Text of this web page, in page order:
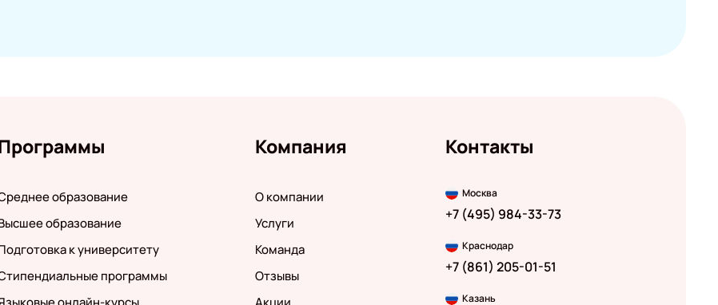
образование
образование
к университету
программы
Компания
О компании
Услуги
Команда
Отзывы
Контакты
Москва
+7 (495) 984-33-73
Краснодар
+7 (861) 205-01-51
Казань